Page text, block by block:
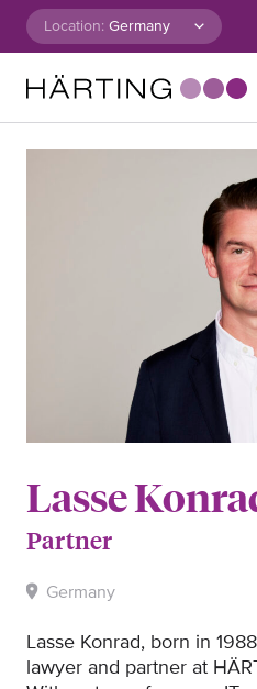
Skip to content
Location:
Search for:
Lasse
Partner
Germany
Lasse Konrad, born in
lawyer and partner at